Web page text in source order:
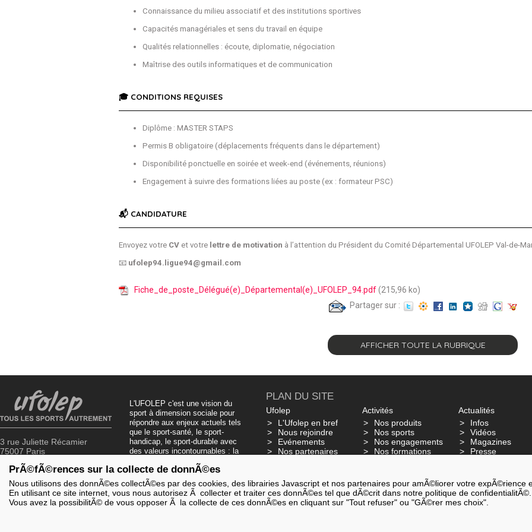
Connaissance du milieu associatif et des institutions sportives
Capacités managériales et sens du travail en équipe
Qualités relationnelles : écoute, diplomatie, négociation
Maîtrise des outils informatiques et de communication
🎓 CONDITIONS REQUISES
Diplôme : MASTER STAPS
Permis B obligatoire (déplacements fréquents dans le département)
Disponibilité ponctuelle en soirée et week-end (événements, réunions)
Engagement à suivre des formations liées au poste (ex : formateur PSC)
📬 CANDIDATURE
Envoyez votre CV et votre lettre de motivation à l’attention du Président du Comité Départemental UFOLEP Val-de-
📧 ufolep94.ligue94@gmail.com
Fiche_de_poste_Délégué(e)_Départemental(e)_UFOLEP_94.pdf(215,96 ko)
Partager sur :
AFFICHER TOUTE LA RUBRIQUE
3 rue Juliette Récamier
75007 Paris
01 43 58 97 71
L'UFOLEP c'est une vision du
sport à dimension sociale pour
répondre aux enjeux actuels tels
que le sport-santé, le sport-
handicap, le sport-durable avec
des valeurs incontournables : la
la citoyenneté.
PLAN DU SITE
Ufolep
L'Ufolep en bref
Nous rejoindre
Evénements
Nos partenaires
Activités
Nos produits
Nos sports
Nos engagements
Nos formations
Actualités
Infos
Vidéos
Magazines
Presse
PrÃ©fÃ©rences sur la collecte de donnÃ©es
Nous utilisons des donnÃ©es collectÃ©es par des cookies, des librairies Javascript et nos partenaires pour amÃ©liorer votre expÃ©rience
En utilisant ce site internet, vous nous autorisez Ã collecter et traiter ces donnÃ©es tel que dÃ©crit dans notre politique de confidentialitÃ©.
Vous avez la possibilitÃ© de vous opposer Ã la collecte de ces donnÃ©es en cliquant sur "Tout refuser" ou "GÃ©rer mes choix".